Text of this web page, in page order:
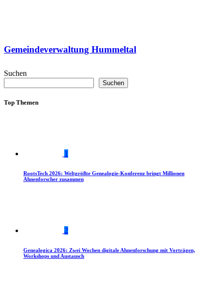
Gemeindeverwaltung Hummeltal
Suchen
Suchen
Top Themen
1
RootsTech 2026: Weltgrößte Genealogie-Konferenz bringt Millionen
Ahnenforscher zusammen
2
Genealogica 2026: Zwei Wochen digitale Ahnenforschung mit Vorträgen,
Workshops und Austausch